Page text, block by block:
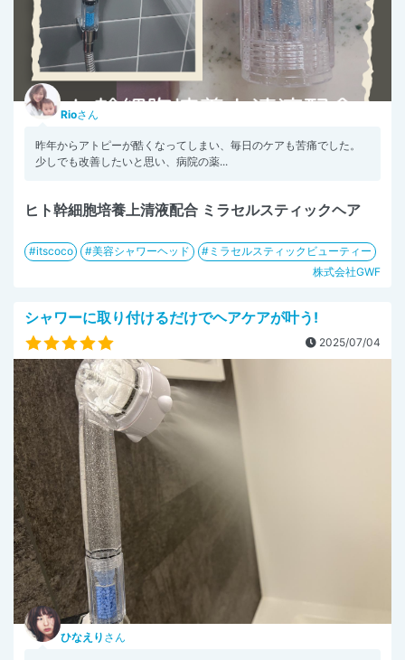
Rioさん
昨年からアトピーが酷くなってしまい、毎日のケアも苦痛でした。
少しでも改善したいと思い、病院の薬...
ヒト幹細胞培養上清液配合 ミラセルスティックヘア
itscoco 美容シャワーヘッド
ミラセルスティックビューティー
株式会社GWF
シャワーに取り付けるだけでヘアケアが叶う!
2025/07/04
ひなえり さん